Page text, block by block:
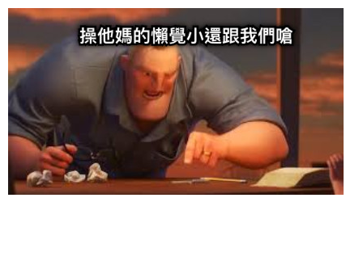
给admin打赏
2 元 5 元 10
20 元 50 元 自定义
付费内容